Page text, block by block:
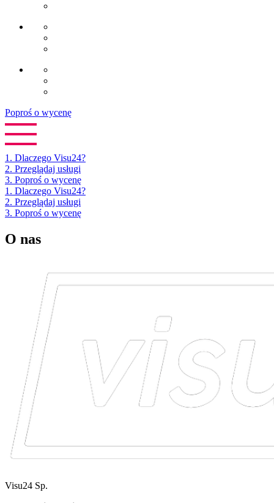
Poproś o wycenę
1. Dlaczego Visu24?
2. Przeglądaj usługi
3. Poproś o wycenę
1. Dlaczego Visu24?
2. Przeglądaj usługi
3. Poproś o wycenę
O nas
Visu24 Sp.